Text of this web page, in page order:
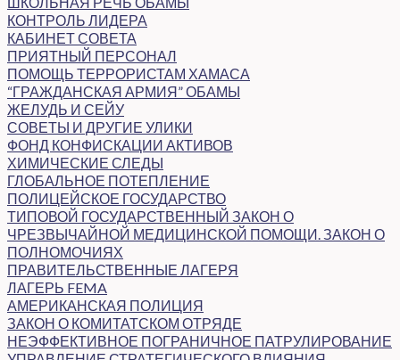
КОНТРОЛЬ ЛИДЕРА
КАБИНЕТ СОВЕТА
ПРИЯТНЫЙ ПЕРСОНАЛ
ПОМОЩЬ ТЕРРОРИСТАМ ХАМАСА
“ГРАЖДАНСКАЯ АРМИЯ” ОБАМЫ
ЖЕЛУДЬ И СЕЙУ
СОВЕТЫ И ДРУГИЕ УЛИКИ
ФОНД КОНФИСКАЦИИ АКТИВОВ
ХИМИЧЕСКИЕ СЛЕДЫ
ГЛОБАЛЬНОЕ ПОТЕПЛЕНИЕ
ПОЛИЦЕЙСКОЕ ГОСУДАРСТВО
ТИПОВОЙ ГОСУДАРСТВЕННЫЙ ЗАКОН О
ЧРЕЗВЫЧАЙНОЙ МЕДИЦИНСКОЙ ПОМОЩИ. ЗАКОН О
ПОЛНОМОЧИЯХ
ПРАВИТЕЛЬСТВЕННЫЕ ЛАГЕРЯ
ЛАГЕРЬ FEMA
АМЕРИКАНСКАЯ ПОЛИЦИЯ
ЗАКОН О КОМИТАТСКОМ ОТРЯДЕ
НЕЭФФЕКТИВНОЕ ПОГРАНИЧНОЕ ПАТРУЛИРОВАНИЕ